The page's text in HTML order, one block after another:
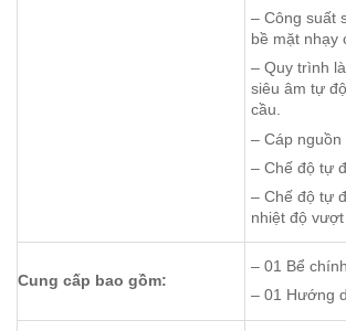
– Công suất
bề mặt nhạy
– Quy trình
siêu âm tự
cầu.
– Cáp nguồn
– Chế độ tự
– Chế độ tự
nhiệt độ
Cung cấp bao gồm:
– 01 Bể chính
– 01 Hướng